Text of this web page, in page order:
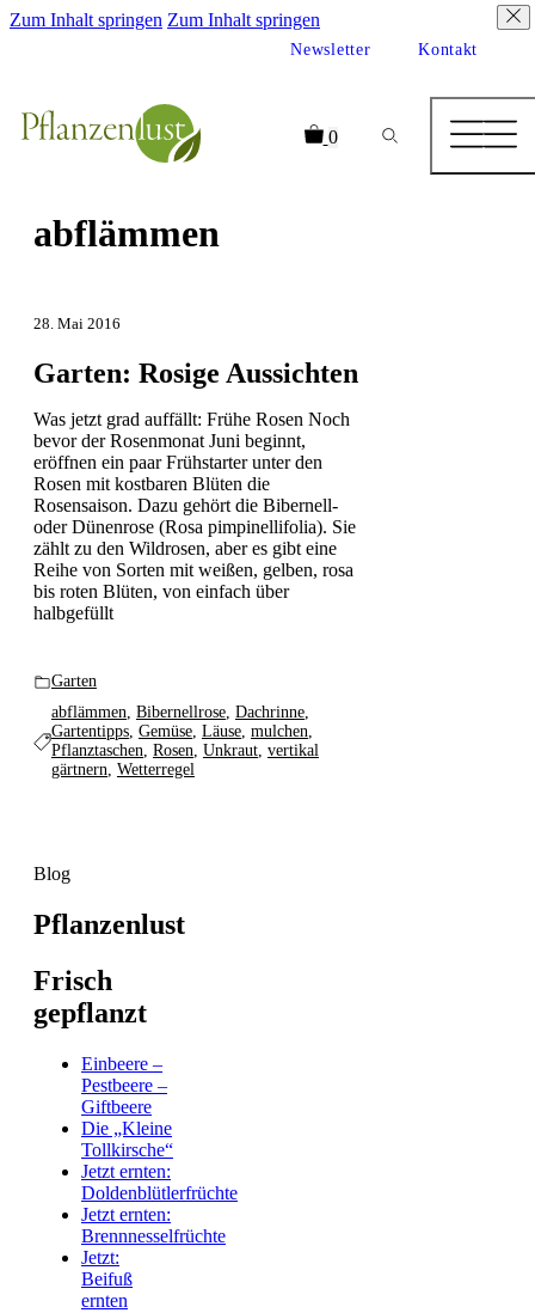
Zum Inhalt springen Zum Inhalt springen
Newsletter Kontakt
0
abflämmen
28. Mai 2016
Garten: Rosige Aussichten
Was jetzt grad auffällt: Frühe Rosen Noch
bevor der Rosenmonat Juni beginnt,
eröffnen ein paar Frühstarter unter den
Rosen mit kostbaren Blüten die
Rosensaison. Dazu gehört die Bibernell-
oder Dünenrose (Rosa pimpinellifolia). Sie
zählt zu den Wildrosen, aber es gibt eine
Reihe von Sorten mit weißen, gelben, rosa
bis roten Blüten, von einfach über
halbgefüllt
Garten
abflämmen, Bibernellrose, Dachrinne,
Gartentipps, Gemüse, Läuse, mulchen,
Pflanztaschen, Rosen, Unkraut, vertikal
gärtnern, Wetterregel
Blog
Pflanzenlust
Frisch
gepflanzt
Einbeere –
Pestbeere –
Giftbeere
Die „Kleine
Tollkirsche“
Jetzt ernten:
Doldenblütlerfrüchte
Jetzt ernten:
Brennnesselfrüchte
Jetzt:
Beifuß
ernten